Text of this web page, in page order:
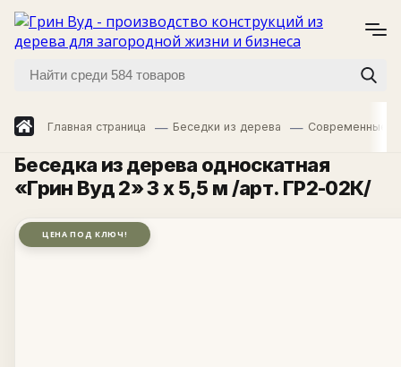
Главная страница Беседки из дерева Современные
Беседка из дерева односкатная
«Грин Вуд 2» 3 х 5,5 м /арт. ГР2-02К/
ЦЕНА ПОД КЛЮЧ!